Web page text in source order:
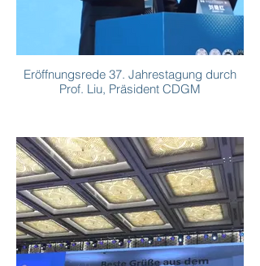
Eröffnungsrede 37. Jahrestagung durch
Prof. Liu, Präsident CDGM